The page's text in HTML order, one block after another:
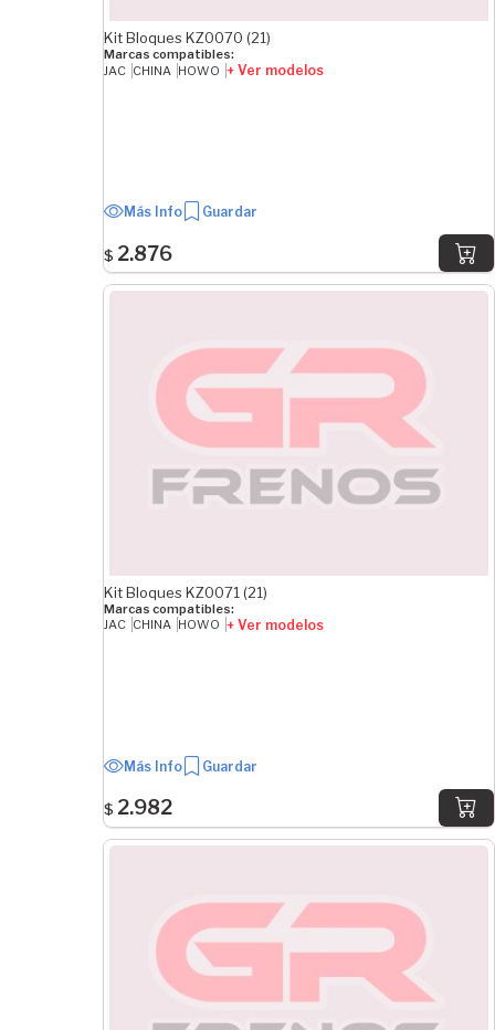
Kit Bloques KZ0070 (21)
Marcas compatibles:
JAC CHINA HOWO + Ver modelos
Más Info Guardar
$ 2.876
Kit Bloques KZ0071 (21)
Marcas compatibles:
JAC CHINA HOWO + Ver modelos
Más Info Guardar
$ 2.982